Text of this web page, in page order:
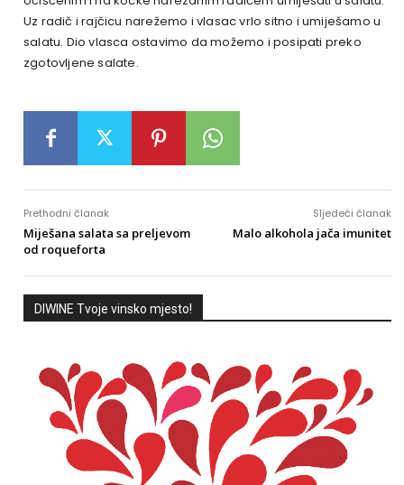
Uz radič i rajčicu narežemo i vlasac vrlo sitno i umiješamo u
salatu. Dio vlasca ostavimo da možemo i posipati preko
zgotovljene salate.
Prethodni članak
Miješana salata sa preljevom
od roqueforta
Sljedeći članak
Malo alkohola jača imunitet
DIWINE Tvoje vinsko mjesto!